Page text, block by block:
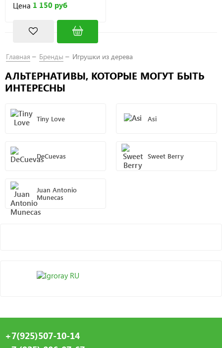
Цена 1 150 руб
Главная Бренды Игрушки из дерева
АЛЬТЕРНАТИВЫ, КОТОРЫЕ МОГУТ БЫТЬ
ИНТЕРЕСНЫ
Tiny Love Asi
DeCuevas Sweet Berry
Juan Antonio
Munecas
+7(925)507-10-14